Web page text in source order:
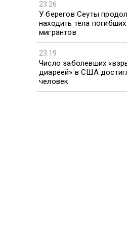
23:26
У берегов Сеуты
находить тела погибших
мигрантов
23:19
Число заболевших
диареей» в США
человек